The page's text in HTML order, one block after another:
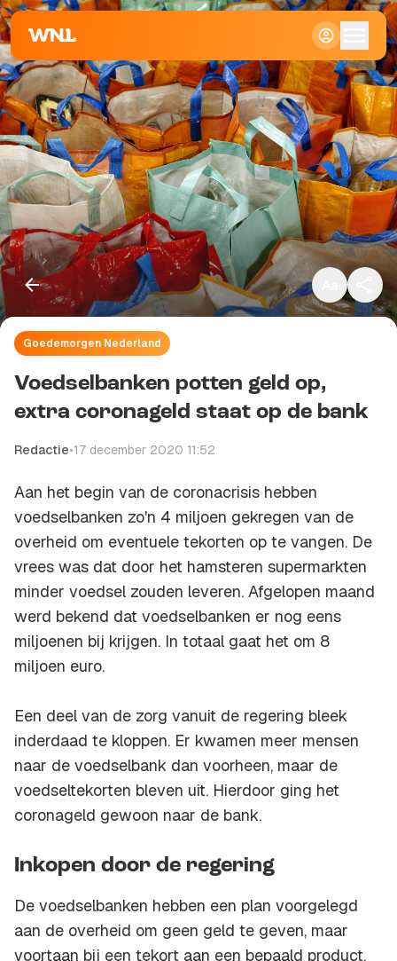
Klein
Standaard
Groot
Goedemorgen Nederland
Voedselbanken potten geld op,
extra coronageld staat op de bank
Redactie•17 december 2020 11:52
Aan het begin van de coronacrisis hebben
voedselbanken zo'n 4 miljoen gekregen van de
overheid om eventuele tekorten op te vangen. De
vrees was dat door het hamsteren supermarkten
minder voedsel zouden leveren. Afgelopen maand
werd bekend dat voedselbanken er nog eens
miljoenen bij krijgen. In totaal gaat het om 8
miljoen euro.
Een deel van de zorg vanuit de regering bleek
inderdaad te kloppen. Er kwamen meer mensen
naar de voedselbank dan voorheen, maar de
voedseltekorten bleven uit. Hierdoor ging het
coronageld gewoon naar de bank.
Inkopen door de regering
De voedselbanken hebben een plan voorgelegd
aan de overheid om geen geld te geven, maar
voortaan bij een tekort aan een bepaald product,